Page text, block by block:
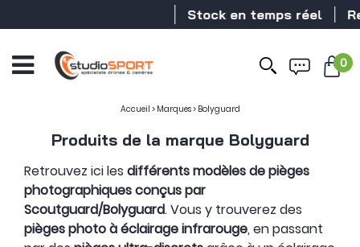
Stock en temps réel
0
Accueil > Marques> Bolyguard
Produits de la marque Bolyguard
Retrouvez ici les différents modèles de pièges
photographiques conçus par
Scoutguard/Bolyguard. Vous y trouverez des
pièges photo à éclairage infrarouge, en passant